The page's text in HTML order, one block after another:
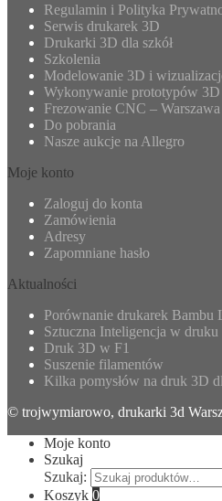
Regulamin i Polityka
Serwis drukarek 3D
Drukarki 3D dla szkół
Szkolenia
Modelowanie 3D i
Wykonywanie prototypów 3D
Frezowanie CNC – Warszawa
Do pobrania
Nasze aukcje na Allegro
Moje konto
Zaloguj do konta
Zamówienia
Adresy
Zapomniane hasło
Aktualności
Porównanie drukarek Bambu
Sztuczna Inteligencja w
Druk 3D w F1
Suszenie filamentów
Kilka pomysłów na druk 3D
© trojwymiarowo, drukarki 3d
Moje konto
Szukaj
Szukaj:
Koszyk 0